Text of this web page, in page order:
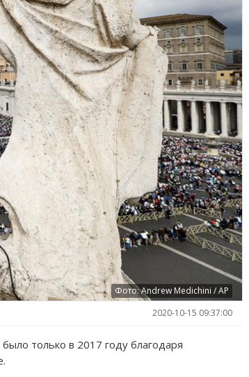
Фото: Andrew Medichini / AP
2020-10-15 09:37:00
только в 2017 году благодаря